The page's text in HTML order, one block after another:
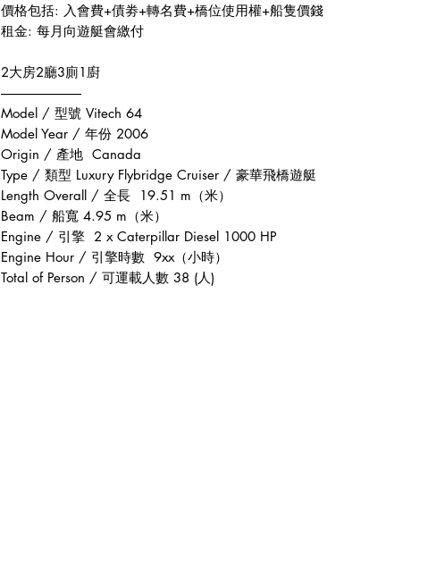
價格包括: 入會費+債劵+轉名費+橋位使用權+船隻價錢
租金: 每月向遊艇會繳付
2大房2廳3廁1 廚
------------------------------
Model / 型號 Vitech 64
Model Year / 年份 2006
Origin / 產地 Canada
Type / 類型 Luxury Flybridge Cruiser / 豪華飛橋遊艇
Length Overall / 全長 19.51 m （米）
Beam / 船寬 4.95 m （米）
Engine / 引擎 2 x Caterpillar Diesel 1000 HP
Engine Hour / 引擎時數 9xx（小時）
Total of Person / 可運載人數 38 (人)